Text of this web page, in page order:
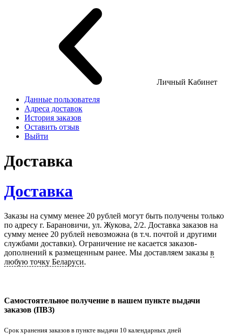
Личный Кабинет
Данные пользователя
Адреса доставок
История заказов
Оставить отзыв
Выйти
Доставка
Доставка
Заказы на сумму менее 20 рублей могут быть получены только
по адресу г. Барановичи, ул. Жукова, 2/2. Доставка заказов на
сумму менее 20 рублей невозможна (в т.ч. почтой и другими
службами доставки). Ограничение не касается заказов-
дополнений к размещенным ранее. Мы доставляем заказы в
любую точку Беларуси.
Самостоятельное получение в нашем пункте выдачи
заказов (ПВЗ)
Срок хранения заказов в пункте выдачи 10 календарных дней